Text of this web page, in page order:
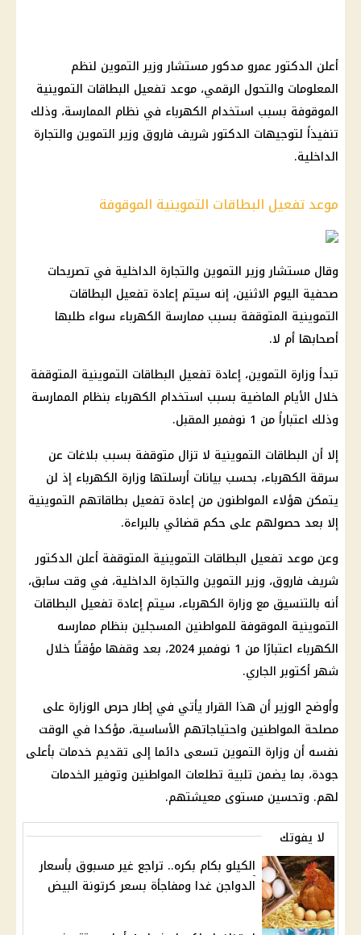
أعلن الدكتور عمرو مدكور مستشار وزير التموين لنظم
المعلومات والتحول الرقمي، موعد تفعيل البطاقات التموينية
الموقوفة بسبب استخدام الكهرباء في نظام الممارسة، وذلك
تنفيذاً لتوجيهات الدكتور شريف فاروق وزير التموين والتجارة
الداخلية.
موعد تفعيل البطاقات التموينية الموقوفة
وقال مستشار وزير التموين والتجارة الداخلية في تصريحات
صحفية اليوم الاثنين، إنه سيتم إعادة تفعيل البطاقات
التموينية المتوقفة بسبب ممارسة الكهرباء سواء طلبها
أصحابها أم لا.
تبدأ وزارة التموين، إعادة تفعيل البطاقات التموينية المتوقفة
خلال الأيام الماضية بسبب استخدام الكهرباء بنظام الممارسة
وذلك اعتباراً من 1 نوفمبر المقبل.
إلا أن البطاقات التموينية لا تزال متوقفة بسبب بلاغات عن
سرقة الكهرباء، بحسب بيانات أرسلتها وزارة الكهرباء إذ لن
يتمكن هؤلاء المواطنون من إعادة تفعيل بطاقاتهم التموينية
إلا بعد حصولهم على حكم قضائي بالبراءة.
وعن موعد تفعيل البطاقات التموينية المتوقفة أعلن الدكتور
شريف فاروق، وزير التموين والتجارة الداخلية، في وقت سابق،
أنه بالتنسيق مع وزارة الكهرباء، سيتم إعادة تفعيل البطاقات
التموينية الموقوفة للمواطنين المسجلين بنظام ممارسه
الكهرباء اعتبارًا من 1 نوفمبر 2024، بعد وقفها مؤقتًا خلال
شهر أكتوبر الجاري.
وأوضح الوزير أن هذا القرار يأتي في إطار حرص الوزارة على
مصلحة المواطنين واحتياجاتهم الأساسية، مؤكدا في الوقت
نفسه أن وزارة التموين تسعى دائما إلى تقديم خدمات بأعلى
جودة، بما يضمن تلبية تطلعات المواطنين وتوفير الخدمات
لهم. وتحسين مستوى معيشتهم.
لا يفوتك
الكيلو بكام بكره.. تراجع غير مسبوق بأسعار
الدواجن غدا ومفاجأة بسعر كرتونة البيض